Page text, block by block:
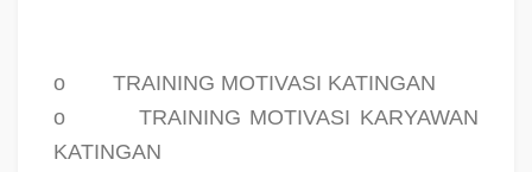
o
TRAINING MOTIVASI KATINGAN
o
TRAINING MOTIVASI KARYAWAN
KATINGAN